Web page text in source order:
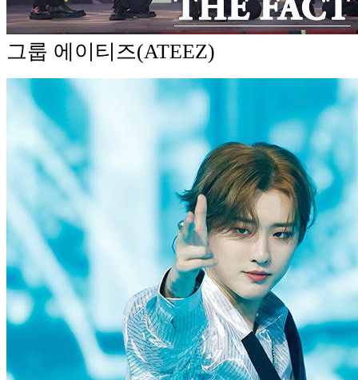
그룹 에이티즈(ATEEZ)